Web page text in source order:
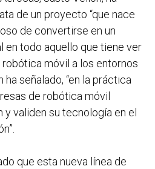
de un proyecto “que nace
de convertirse en un
en todo aquello que tiene ver
móvil a los entornos
ha señalado, “en la práctica
de robótica móvil
validen su tecnología en el
que esta nueva línea de